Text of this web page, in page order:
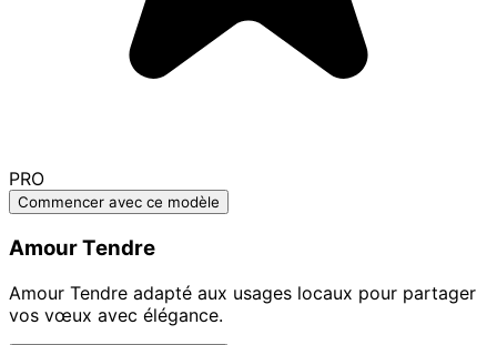
PRO
Commencer avec ce modèle
Amour Tendre
Amour Tendre adapté aux usages locaux pour partager
vos vœux avec élégance.